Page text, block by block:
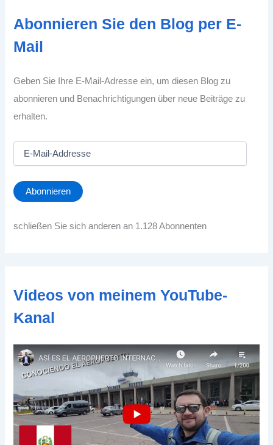
Abonnieren Sie den Blog per E-
Mail
Geben Sie Ihre E-Mail-Adresse ein, um diesen Blog zu
abonnieren und Benachrichtigungen über neue Beiträge zu
erhalten.
a
i
A
s
e
Abonnieren
schließen Sie sich anderen an 1.128 Abonnenten
Videos von meinem YouTube-
Kanal